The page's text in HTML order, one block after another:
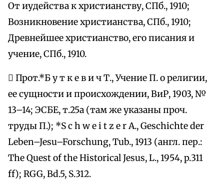
От иудейства к христианству, СПб., 1910;
Возникновение христианства, СПб., 1910;
Древнейшее христианство, его писания и
учение, СПб., 1910.
 Прот.*Б у т к е в и ч Т., Учение П. о религии,
ее сущности и происхождении, ВиР, 1903, №
13–14; ЭСБЕ, т.25а (там же указаны проч.
труды П.); *S c h w e i t z e r A., Geschichte der
Leben–Jesu–Forschung, Tub., 1913 (англ. пер.:
The Quest of the Historical Jesus, L., 1954, p.311
ff); RGG, Bd.5, S.312.